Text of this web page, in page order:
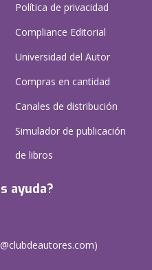
Política de privacidad
Compliance Editorial
Universidad del Autor
Compras en cantidad
Canales de distribución
Simulador de publicación
de libros
ayuda?
)